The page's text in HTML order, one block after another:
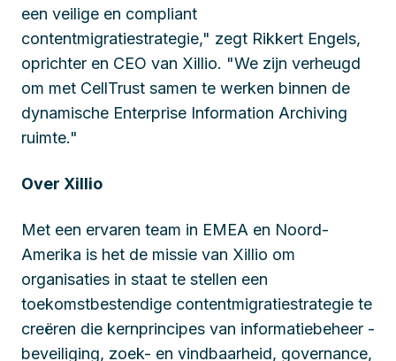
een veilige en compliant
contentmigratiestrategie," zegt Rikkert Engels,
oprichter en CEO van Xillio. "We zijn verheugd
om met CellTrust samen te werken binnen de
dynamische Enterprise Information Archiving
ruimte."
Over Xillio
Met een ervaren team in EMEA en Noord-
Amerika is het de missie van Xillio om
organisaties in staat te stellen een
toekomstbestendige contentmigratiestrategie te
creëren die kernprincipes van informatiebeheer -
beveiliging, zoek- en vindbaarheid, governance,